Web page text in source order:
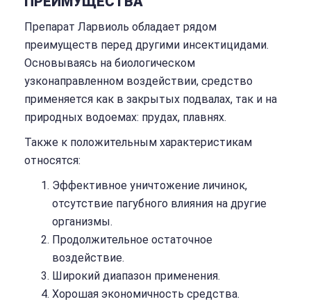
Препарат Ларвиоль обладает рядом
преимуществ перед другими инсектицидами.
Основываясь на биологическом
узконаправленном воздействии, средство
применяется как в закрытых подвалах, так и на
природных водоемах: прудах, плавнях.
Также к положительным характеристикам
относятся:
Эффективное уничтожение личинок,
отсутствие пагубного влияния на другие
организмы.
Продолжительное остаточное
воздействие.
Широкий диапазон применения.
Хорошая экономичность средства.